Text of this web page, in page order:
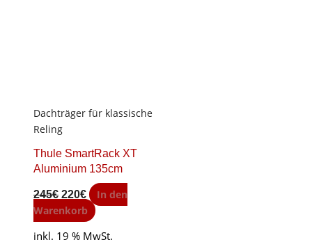
Dachträger für klassische
Reling
Thule SmartRack XT
Aluminium 135cm
245€ Original
price
was:
245€.
220€Current
price
is:
220€.
In den
Warenkorb
inkl. 19 % MwSt.